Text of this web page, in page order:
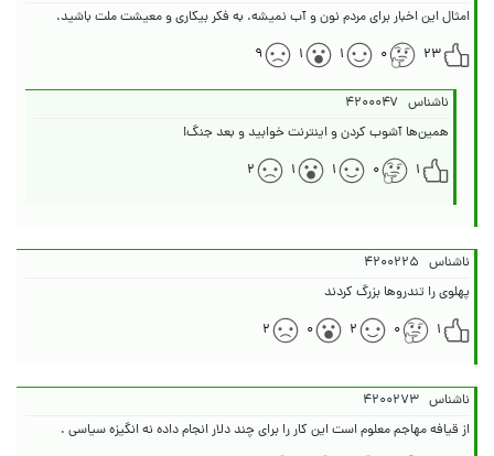
امثال این اخبار برای مردم نون و آب نمیشه. به فکر بیکاری و معیشت ملت باشید.
۲۳
۰ ۱ ۱ ۹
ناشناس ۴۲۰۰۰۴۷
همین‌ها آشوب کردن و اینترنت خوابید و بعد جنگ!
۱
۰ ۱ ۱ ۲
ناشناس ۴۲۰۰۲۲۵
پهلوی را تندروها بزرگ کردند
۱
۰ ۲ ۰ ۲
ناشناس ۴۲۰۰۲۷۳
از قیافه مهاجم معلوم است این کار را برای چند دلار انجام داده نه انگیزه سیاسی .